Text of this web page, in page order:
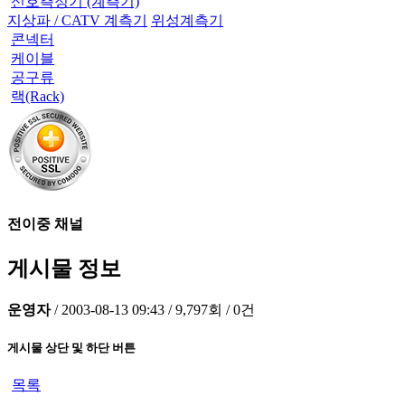
지상파 / CATV 계측기
위성계측기
콘넥터
케이블
공구류
랙(Rack)
전이중 채널
게시물 정보
운영자 / 2003-08-13 09:43 / 9,797회 / 0건
게시물 상단 및 하단 버튼
목록